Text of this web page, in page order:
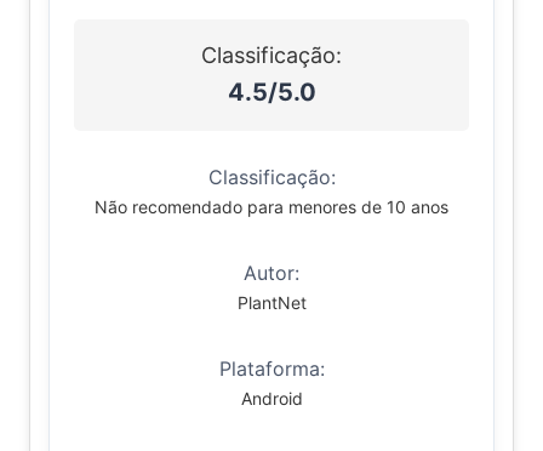
Classificação:
4.5/5.0
Classificação:
Não recomendado para menores de 10 anos
Autor:
PlantNet
Plataforma:
Android